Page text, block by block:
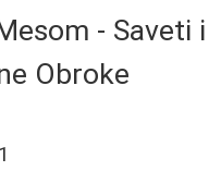
- Saveti i
Obroke